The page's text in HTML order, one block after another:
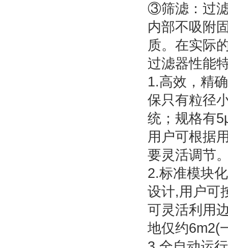
③筛滤：过
内部不吸附
质。在实际
过滤器性
1.高效，精
保只有粒径
统；规格有
用户可根据
要灵活调节
2.标准模块
设计,用户可
可灵活利用
地仅约6m2(